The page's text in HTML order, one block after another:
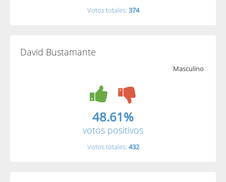
Votos totales: 374
David Bustamante
Masculino
48.61%
votos positivos
Votos totales: 432